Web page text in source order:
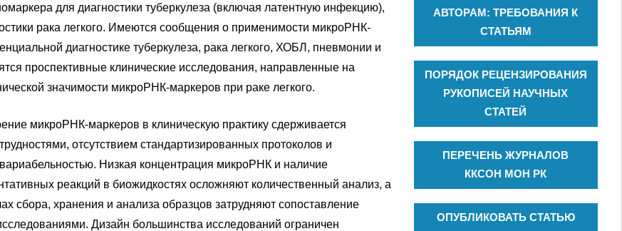
для диагностики туберкулеза (включая латентную инфекцию),
рака легкого. Имеются сообщения о применимости микроРНК-
диагностике туберкулеза, рака легкого, ХОБЛ, пневмонии и
проспективные клинические исследования, направленные на
значимости микроРНК-маркеров при раке легкого.
микроРНК-маркеров в клиническую практику сдерживается
отсутствием стандартизированных протоколов и
Низкая концентрация микроРНК и наличие
реакций в биожидкостях осложняют количественный анализ, а
сбора, хранения и анализа образцов затрудняют сопоставление
Дизайн большинства исследований ограничен
АВТОРАМ: ТРЕБОВАНИЯ К
СТАТЬЯМ
ПОРЯДОК РЕЦЕНЗИРОВАНИЯ
РУКОПИСЕЙ НАУЧНЫХ
СТАТЕЙ
ПЕРЕЧЕНЬ ЖУРНАЛОВ
ККСОН МОН РК
ОПУБЛИКОВАТЬ СТАТЬЮ